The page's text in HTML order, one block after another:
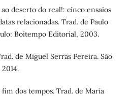
deserto do real!: cinco ensaios
relacionadas. Trad. de Paulo
Boitempo Editorial, 2003.
de Miguel Serras Pereira. São
dos tempos. Trad. de Maria